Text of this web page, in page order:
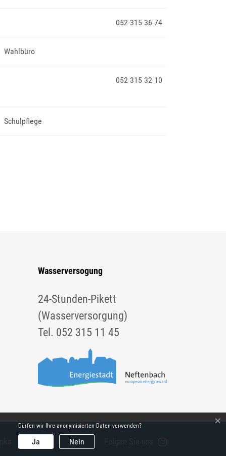
052 315 36 74
Wahlbüro
052 315 32 10
Schulpflege
Wasserversogung
24-Stunden-Pikett
(Wasserversorgung)
Tel. 052 315 11 45
Dürfen wir Ihre anonymisierten Daten verwenden?
Ja Nein
×